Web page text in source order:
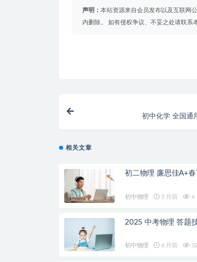
声明： 本站资源来自会员发布以及互联网
内删除。 如有侵权争议、不妥之处请联系
初中化学 全国通
相关文章
初二物理 廉思佳
初中物理 3 月前 6
2025 中考物理 答题
初中物理 6 月前 32